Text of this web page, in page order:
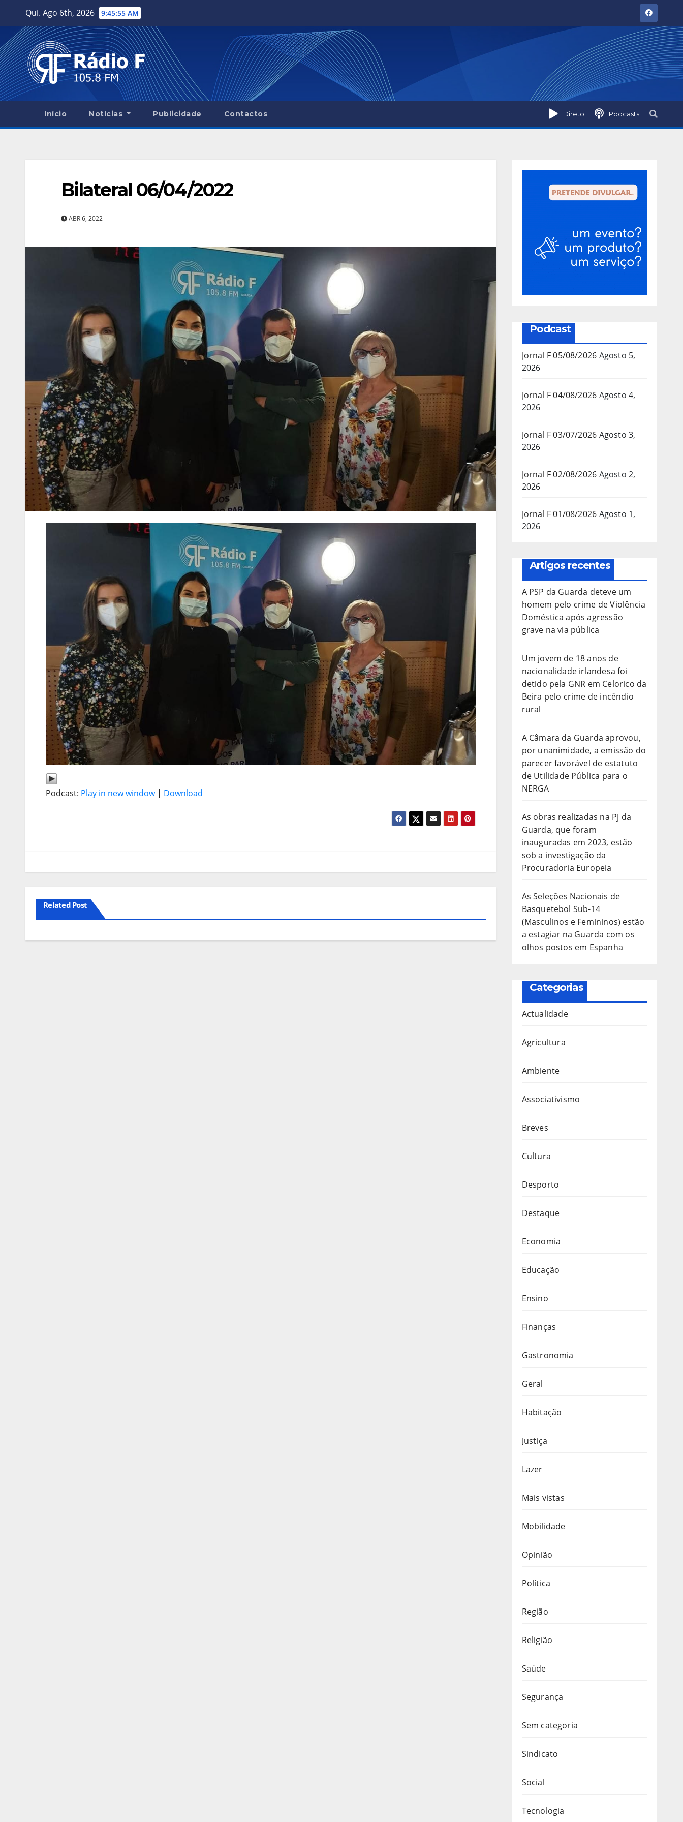
content
Qui. Ago 6th, 2026 9:45:56 AM
Direto Podcasts
Início Notícias Publicidade Contactos
Bilateral 06/04/2022
ABR 6, 2022
Podcast: Play in new window| Download
Related Post
Podcast
Jornal F 05/08/2026 Agosto 5,
2026
Jornal F 04/08/2026 Agosto 4,
2026
Jornal F 03/07/2026 Agosto 3,
2026
Jornal F 02/08/2026 Agosto 2,
2026
Jornal F 01/08/2026 Agosto 1,
2026
Artigos recentes
A PSP da Guarda deteve um
homem pelo crime de Violência
Doméstica após agressão
grave na via pública
Um jovem de 18 anos de
nacionalidade irlandesa foi
detido pela GNR em Celorico da
Beira pelo crime de incêndio
rural
A Câmara da Guarda aprovou,
por unanimidade, a emissão do
parecer favorável de estatuto
de Utilidade Pública para o
NERGA
As obras realizadas na PJ da
Guarda, que foram
inauguradas em 2023, estão
sob a investigação da
Procuradoria Europeia
As Seleções Nacionais de
Basquetebol Sub-14
(Masculinos e Femininos) estão
a estagiar na Guarda com os
olhos postos em Espanha
Categorias
Actualidade
Agricultura
Ambiente
Associativismo
Breves
Cultura
Desporto
Destaque
Economia
Educação
Ensino
Finanças
Gastronomia
Geral
Habitação
Justiça
Lazer
Mais vistas
Mobilidade
Opinião
Política
Região
Religião
Saúde
Segurança
Sem categoria
Sindicato
Social
Tecnologia